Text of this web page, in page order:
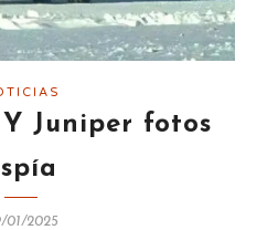
Y Juniper fotos
01/2025